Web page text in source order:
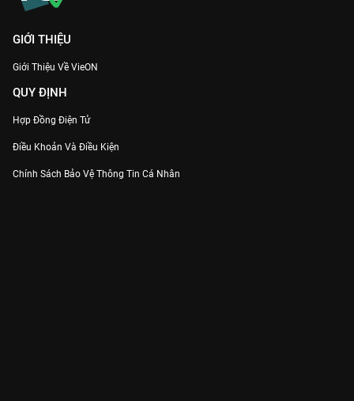
GIỚI THIỆU
Giới Thiệu Về VieON
QUY ĐỊNH
Hợp Đồng Điện Tử
Điều Khoản Và Điều Kiện
Chính Sách Bảo Vệ Thông Tin Cá Nhân